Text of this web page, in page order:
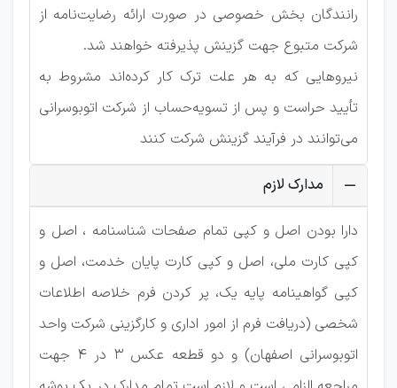
رانندگان بخش خصوصی در صورت ارائه رضایت‌نامه از
شرکت متبوع جهت گزینش پذیرفته خواهند شد.
نیروهایی که به هر علت ترک کار کرده‌اند مشروط به
تأیید حراست و پس از تسویه‌حساب از شرکت اتوبوسرانی
می‌توانند در فرآیند گزینش شرکت کنند
مدارک لازم
دارا بودن اصل و کپی تمام صفحات شناسنامه ، اصل و
کپی کارت ملی، اصل و کپی کارت پایان خدمت، اصل و
کپی گواهینامه پایه یک، پر کردن فرم خلاصه اطلاعات
شخصی (دریافت فرم از امور اداری و کارگزینی شرکت واحد
اتوبوسرانی اصفهان) و دو قطعه عکس 3 در 4 جهت